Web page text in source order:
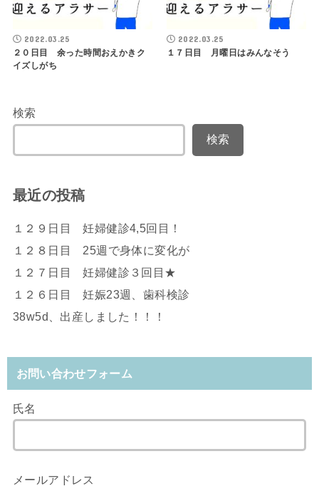
2022.03.25
２０日目 余った時間おえかきク
イズしがち
2022.03.25
１７日目 月曜日はみんなそう
検索
検索
最近の投稿
１２９日目 妊婦健診4,5回目！
１２８日目 25週で身体に変化が
１２７日目 妊婦健診３回目★
１２６日目 妊娠23週、歯科検診
38w5d、出産しました！！！
お問い合わせフォーム
氏名
メールアドレス